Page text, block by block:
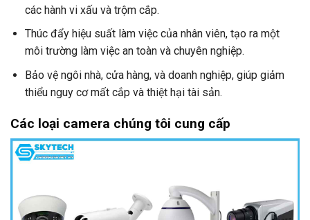
các hành vi xấu và trộm cắp.
Thúc đẩy hiệu suất làm việc của nhân viên, tạo ra một
môi trường làm việc an toàn và chuyên nghiệp.
Bảo vệ ngôi nhà, cửa hàng, và doanh nghiệp, giúp giảm
thiểu nguy cơ mất cắp và thiệt hại tài sản.
Các loại camera chúng tôi cung cấp